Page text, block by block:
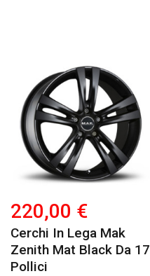
220,00 €
Cerchi In Lega Mak
Zenith Mat Black Da 17
Pollici